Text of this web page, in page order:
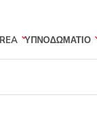
ΥΠΝΟΔΩΜΑΤΙΟ